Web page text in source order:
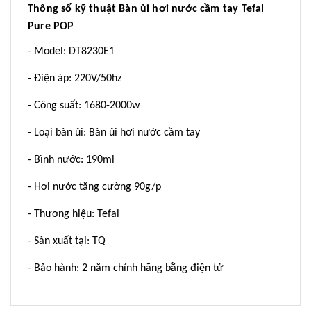
Thông số kỹ thuật Bàn ủi hơi nước cầm tay Tefal
Pure POP
- Model: DT8230E1
- Điện áp: 220V/50hz
- Công suất: 1680-2000w
- Loại bàn ủi: Bàn ủi hơi nước cầm tay
- Bình nước: 190ml
- Hơi nước tăng cường 90g/p
- Thương hiệu: Tefal
- Sản xuất tại: TQ
- Bảo hành: 2 năm chính hãng bằng điện tử